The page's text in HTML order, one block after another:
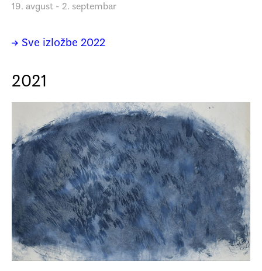
19. avgust - 2. septembar
→ Sve izložbe 2022
2021